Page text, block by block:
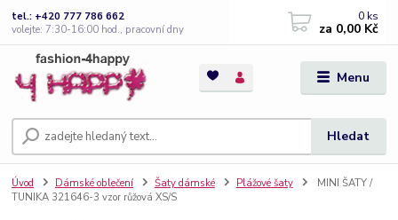
Menu
Hledat
tel.: +420 777 786 662
volejte: 7:30-16:00 hod., pracovní dny
0 ks
za 0,00 Kč
Úvod Dámské oblečení Šaty dámské Plážové šaty
MINI ŠATY /
TUNIKA 321646-3 vzor růžová XS/S